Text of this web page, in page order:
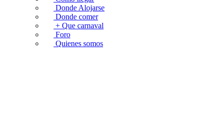
Donde Alojarse
Donde comer
+ Que carnaval
Foro
Quienes somos